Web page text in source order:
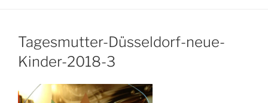
Tagesmutter-Düsseldorf-neue-
Kinder-2018-3